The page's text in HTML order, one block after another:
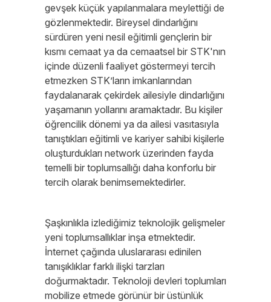
gevşek küçük yapılanmalara meylettiği de
gözlenmektedir. Bireysel dindarlığını
sürdüren yeni nesil eğitimli gençlerin bir
kısmı cemaat ya da cemaatsel bir STK'nın
içinde düzenli faaliyet göstermeyi tercih
etmezken STK’ların imkanlarından
faydalanarak çekirdek ailesiyle dindarlığını
yaşamanın yollarını aramaktadır. Bu kişiler
öğrencilik dönemi ya da ailesi vasıtasıyla
tanıştıkları eğitimli ve kariyer sahibi kişilerle
oluşturdukları network üzerinden fayda
temelli bir toplumsallığı daha konforlu bir
tercih olarak benimsemektedirler.
Şaşkınlıkla izlediğimiz teknolojik gelişmeler
yeni toplumsallıklar inşa etmektedir.
İnternet çağında uluslararası edinilen
tanışıklıklar farklı ilişki tarzları
doğurmaktadır. Teknoloji devleri toplumları
mobilize etmede görünür bir üstünlük